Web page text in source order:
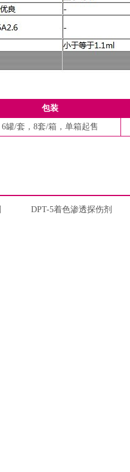
包装
6罐/套，8套/箱，单箱起售
DPT-5着色渗透探伤剂